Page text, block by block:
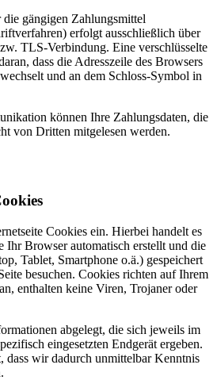
gängigen Zahlungsmittel
erfolgt ausschließlich über
TLS-Verbindung. Eine verschlüsselte
dass die Adresszeile des Browsers
und an dem Schloss-Symbol in
können Ihre Zahlungsdaten, die
von Dritten mitgelesen werden.
Cookies ein. Hierbei handelt es
Ihr Browser automatisch erstellt und die
Tablet, Smartphone o.ä.) gespeichert
besuchen. Cookies richten auf Ihrem
enthalten keine Viren, Trojaner oder
abgelegt, die sich jeweils im
eingesetzten Endgerät ergeben.
dass wir dadurch unmittelbar Kenntnis